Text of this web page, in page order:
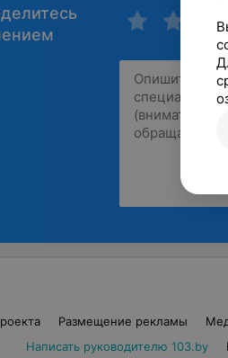
Размещение рекламы
Написать руководителю 103.by